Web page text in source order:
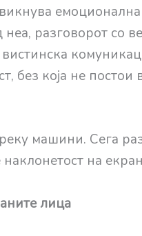
разговорот со
без која не постои
машини. Сега
на
лица